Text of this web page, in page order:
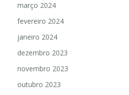
março 2024
fevereiro 2024
janeiro 2024
dezembro 2023
novembro 2023
outubro 2023